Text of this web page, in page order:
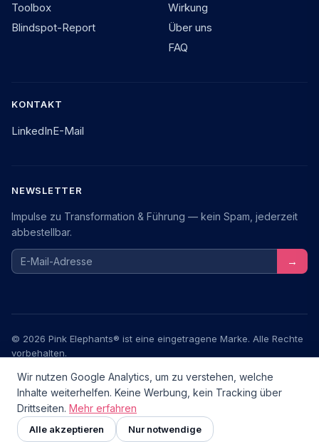
Toolbox
Blindspot-Report
Wirkung
Über uns
FAQ
KONTAKT
LinkedInE-Mail
NEWSLETTER
Impulse zu Transformation & Führung — kein Spam, jederzeit
abbestellbar.
E-Mail-Adresse →
© 2026 Pink Elephants® ist eine eingetragene Marke. Alle Rechte
vorbehalten.
ImpressumDatenschutzAGB
Transformationstools.de — ein Community-Projekt
v2.6.0 Zusammenarbeit im Fokus
Wir nutzen Google Analytics, um zu verstehen, welche
Inhalte weiterhelfen. Keine Werbung, kein Tracking über
Drittseiten. Mehr erfahren
Alle akzeptieren Nur notwendige